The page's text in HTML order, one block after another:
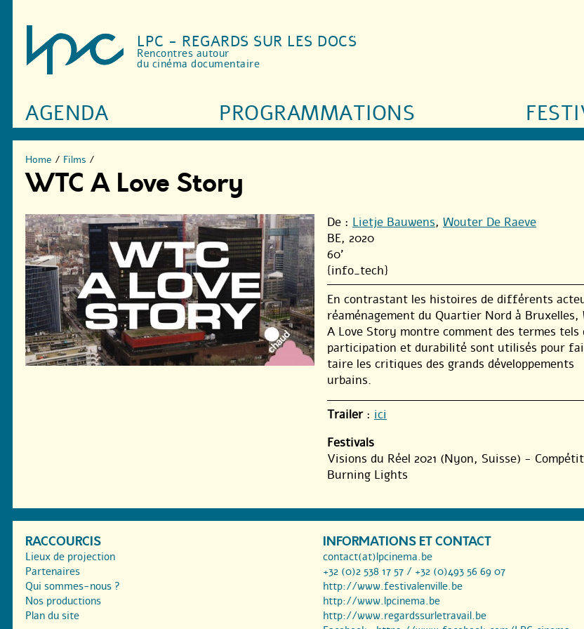
LPC - REGARDS SUR LES DOCS
Rencontres autour
du cinéma documentaire
AGENDA PROGRAMMATIONS
Home / Films /
WTC A Love Story
De : Lietje Bauwens, Wouter De Raeve
BE, 2020
60'
{info_tech}
En contrastant les histoires de différents
réaménagement du Quartier Nord à Bruxelles,
A Love Story montre comment des termes tels
participation et durabilité sont utilisés pour
taire les critiques des grands développements
urbains.
Trailer: ici
Festivals
Visions du Réel 2021 (Nyon, Suisse) -
Burning Lights
RACCOURCIS
Lieux de projection
Partenaires
Qui sommes-nous ?
Nos productions
Plan du site
INFORMATIONS ET CONTACT
contact(at)lpcinema.be
+32 (0)2 538 17 57 / +32 (0)493 56 69 07
http://www.festivalenville.be
http://www.lpcinema.be
http://www.regardssurletravail.be